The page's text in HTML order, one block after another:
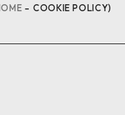
COOKIE POLICY